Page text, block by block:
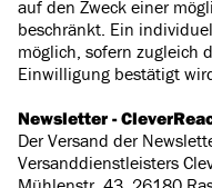
auf den Zweck einer
beschränkt. Ein
möglich, sofern zugleich
Einwilligung bestätigt
Newsletter -
Der Versand der
Versanddienstleisters